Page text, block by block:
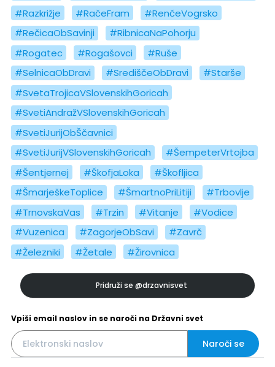
#Razkrižje
#RačeFram
#RenčeVogrsko
#RečicaObSavinji
#RibnicaNaPohorju
#Rogatec
#Rogašovci
#Ruše
#SelnicaObDravi
#SrediščeObDravi
#Starše
#SvetaTrojicaVSlovenskihGoricah
#SvetiAndražVSlovenskihGoricah
#SvetiJurijObŠčavnici
#SvetiJurijVSlovenskihGoricah
#ŠempeterVrtojba
#Šentjernej
#ŠkofjaLoka
#Škofljica
#ŠmarješkeToplice
#ŠmartnoPriLitiji
#Trbovlje
#TrnovskaVas
#Trzin #Vitanje
#Vodice
#Vuzenica
#ZagorjeObSavi
#Zavrč
#Železniki
#Žetale #Žirovnica
Pridruži se @drzavnisvet
Vpiši email naslov in se naroči na Državni svet
Naroči se